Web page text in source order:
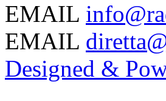
EMAIL
EMAIL
Designed &